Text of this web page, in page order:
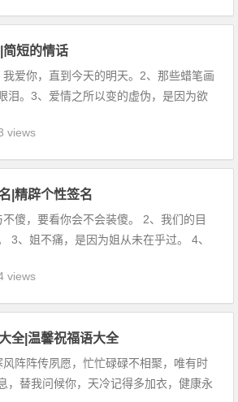
，愿在这特别幸福的一天，她时时欢笑快
短的情话
爱你，直到今天的明天。2、那些蜡笔画
泪。3、爱情之所以变的虚伪，是因为欲
你的心是我的家。6、ー牵着我的手，闭
。7、傻瓜，我数星星，你智商差点，你
views
|精辟个性签名
傻，要看你会不会装傻。 2、我们的目
3、姐不痛，是因为姐从未在乎过。 4、
情歌，那叫以毒攻毒。 7、知世故而不世
8、你玩你的自定义，我玩我
views
全|温馨祝福语大全
阵阵传夙愿，忙忙碌碌不相聚，唯有时
，替我问候你，天冷记得多加衣，健康永